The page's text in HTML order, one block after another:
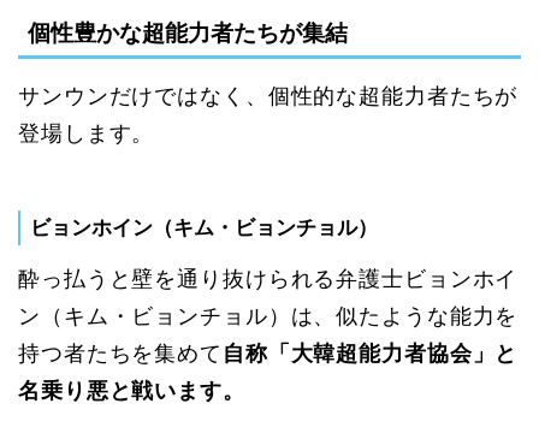
個性豊かな超能力者たちが集結
サンウンだけではなく、個性的な超能力者たちが
登場します。
ビョンホイン（キム・ビョンチョル）
酔っ払うと壁を通り抜けられる弁護士ビョンホイ
ン（キム・ビョンチョル）は、似たような能力を
持つ者たちを集めて 自称「大韓超能力者協会」と
名乗り悪と戦います。